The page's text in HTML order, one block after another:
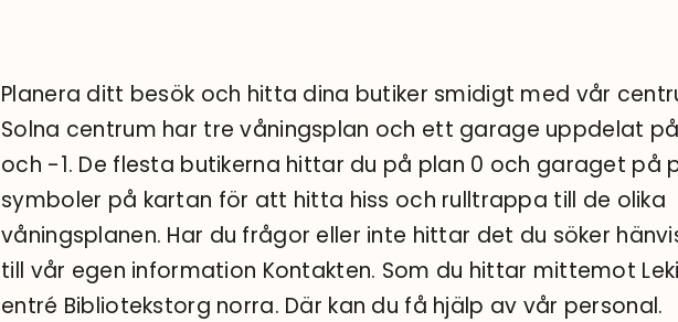
Planera ditt besök och hitta dina butiker smidigt med vår
Solna centrum har tre våningsplan och ett garage uppdelat på
och -1. De flesta butikerna hittar du på plan 0 och garaget på
symboler på kartan för att hitta hiss och rulltrappa till de olika
våningsplanen. Har du frågor eller inte hittar det du söker
till vår egen information Kontakten. Som du hittar mittemot
entré Bibliotekstorg norra. Där kan du få hjälp av vår personal.